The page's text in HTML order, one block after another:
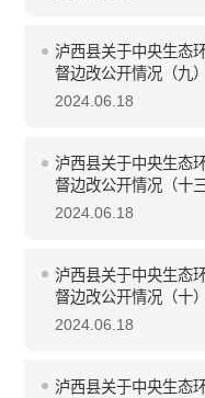
泸西县关于中央生态
督边改公开情况（九）
2024.06.18
泸西县关于中央生态
督边改公开情况（十三
2024.06.18
泸西县关于中央生态
督边改公开情况（十）
2024.06.18
泸西县关于中央生态